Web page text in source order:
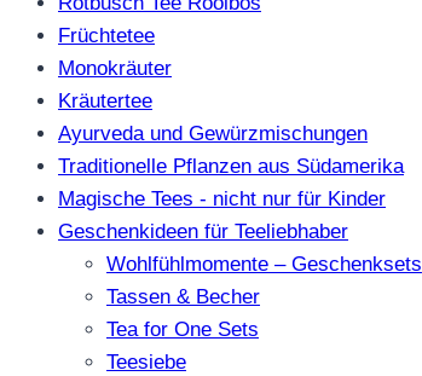
Früchtetee
Monokräuter
Kräutertee
Ayurveda und Gewürzmischungen
Traditionelle Pflanzen aus Südamerika
Magische Tees - nicht nur für Kinder
Geschenkideen für Teeliebhaber
Wohlfühlmomente – Geschenksets
Tassen & Becher
Tea for One Sets
Teesiebe